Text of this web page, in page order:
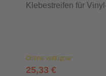
Klebestreifen für
Online verfügbar
25,33 €